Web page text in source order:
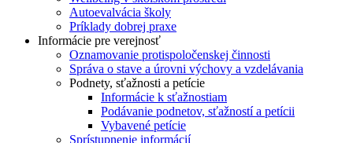
Autoevalvácia školy
Príklady dobrej praxe
Informácie pre verejnosť
Oznamovanie protispoločenskej činnosti
Správa o stave a úrovni výchovy a vzdelávania
Podnety, sťažnosti a petície
Informácie k sťažnostiam
Podávanie podnetov, sťažností a petícii
Vybavené petície
Sprístupnenie informácií